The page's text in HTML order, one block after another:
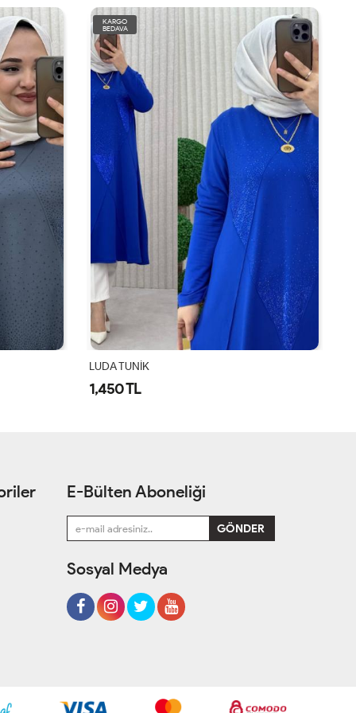
KARGO
BEDAVA
LUDA TUNİK
1,450 TL
E-Bülten Aboneliği
Sosyal Medya